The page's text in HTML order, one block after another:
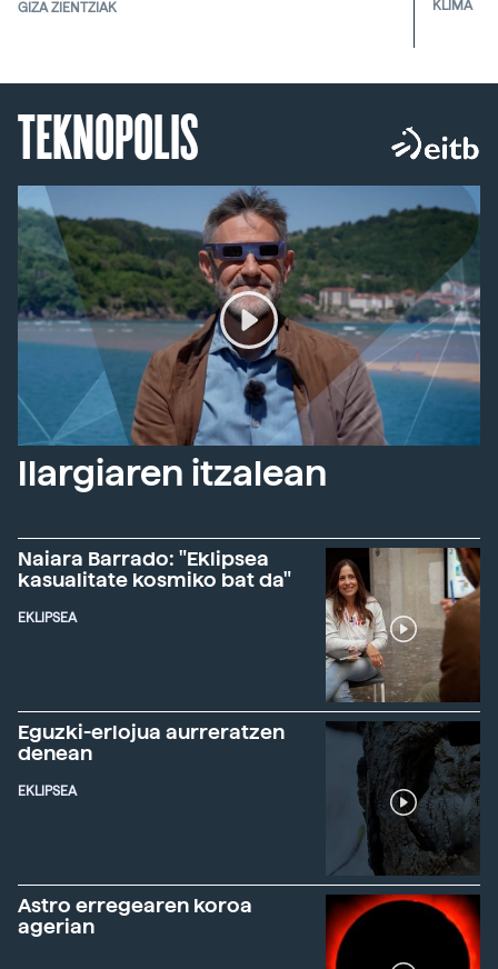
GIZA ZIENTZIAK KLIMA
TEKNOPOLIS
Ilargiaren itzalean
Naiara Barrado: "Eklipsea
kasualitate kosmiko bat da"
EKLIPSEA
Eguzki-erlojua aurreratzen
denean
EKLIPSEA
Astro erregearen koroa
agerian